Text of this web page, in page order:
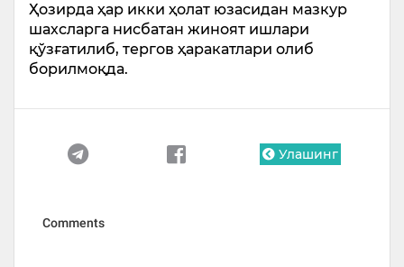
Ҳозирда ҳар икки ҳолат юзасидан мазкур
шахсларга нисбатан жиноят ишлари
қўзғатилиб, тергов ҳаракатлари олиб
борилмоқда.
Улашинг